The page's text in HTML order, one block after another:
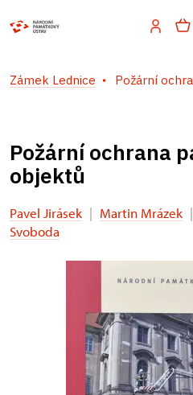
Zámek Lednice Požární
Požární ochrana
objektů
Pavel Jirásek | Martin Mrázek |
Svoboda